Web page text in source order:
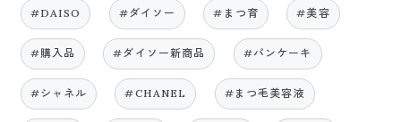
#DAISO #ダイソー #まつ育 #美容
#購入品 #ダイソー新商品 #パンケーキ
#シャネル #CHANEL #まつ毛美容液